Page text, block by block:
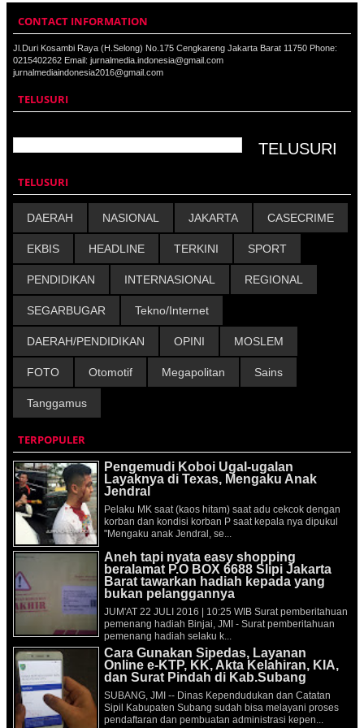
CONTACT INFORMATION
Jl.Duri Kosambi Raya (H.Selong) No.175 Cengkareng Jakarta Barat 11750 Phone:
0215402262 Email: jurnalmedia.indonesia@gmail.com
jurnalmediaindonesia2016@gmail.com
TELUSURI
TELUSURI
DAERAH NASIONAL JAKARTA CASECRIME
EKBIS HEADLINE TERKINI SPORT
PENDIDIKAN INTERNASIONAL REGIONAL
SEGARBUGAR Tekno/Internet
DAERAH/PENDIDIKAN OPINI MOSLEM
FOTO Otomotif Megapolitan Sains
Tanggamus
TERPOPULER
Pengemudi Koboi Ugal-ugalan
Layaknya di Texas, Mengaku Anak
Jendral
Pelaku MK saat (kaos hitam) saat adu cekcok dengan
korban dan kondisi korban P saat kepala nya dipukul
"Mengaku anak Jendral, se...
Aneh tapi nyata easy shopping
beralamat P.O BOX 6688 Slipi Jakarta
Barat tawarkan hadiah kepada yang
bukan pelanggannya
JUM'AT 22 JULI 2016 | 10:25 WIB Surat pemberitahuan
pemenang hadiah Binjai, JMI - Surat pemberitahuan
pemenang hadiah selaku k...
Cara Gunakan Sipedas, Layanan
Online e-KTP, KK, Akta Kelahiran, KIA,
dan Surat Pindah di Kab.Subang
SUBANG, JMI -- Dinas Kependudukan dan Catatan
Sipil Kabupaten Subang sudah bisa melayani proses
pendaftaran dan pembuatan administrasi kepen...